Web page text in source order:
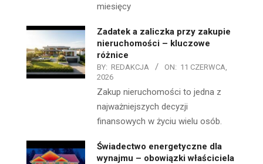
miesięcy
Zadatek a zaliczka przy zakupie
nieruchomości – kluczowe
różnice
BY: REDAKCJA ON: 11 CZERWCA,
2026
Zakup nieruchomości to jedna z
najważniejszych decyzji
finansowych w życiu wielu osób.
Świadectwo energetyczne dla
wynajmu – obowiązki właściciela